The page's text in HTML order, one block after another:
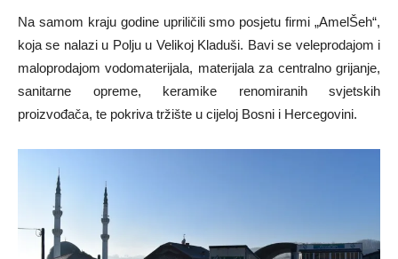
Na samom kraju godine upriličili smo posjetu firmi „AmelŠeh“,
koja se nalazi u Polju u Velikoj Kladuši. Bavi se veleprodajom i
maloprodajom vodomaterijala, materijala za centralno grijanje,
sanitarne opreme, keramike renomiranih svjetskih
proizvođača, te pokriva tržište u cijeloj Bosni i Hercegovini.